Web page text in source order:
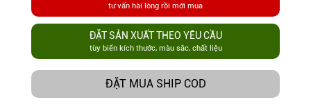
tư vấn hài lòng rồi mới mua
ĐẶT SẢN XUẤT THEO YÊU CẦU
tùy biến kích thước, màu sắc, chất liệu
ĐẶT MUA SHIP COD